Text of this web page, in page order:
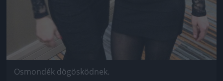
Osmondék dögösködnek.